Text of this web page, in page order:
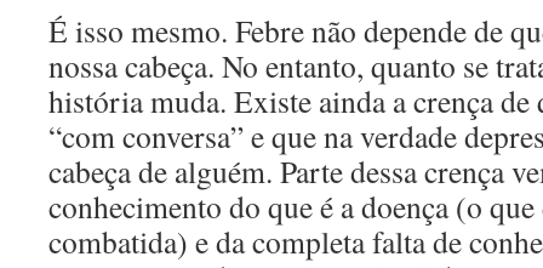
É isso mesmo. Febre não depende de
nossa cabeça. No entanto, quanto se
história muda. Existe ainda a crença de
“com conversa” e que na verdade
cabeça de alguém. Parte dessa crença
conhecimento do que é a doença (o
combatida) e da completa falta de